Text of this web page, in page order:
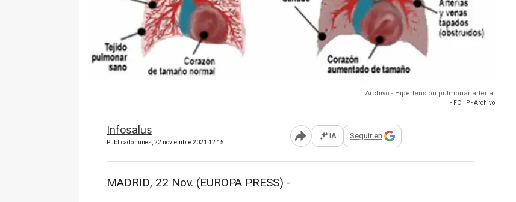
Archivo - Hipertensión pulmonar arterial
- FCHP - Archivo
Infosalus
Publicado: lunes, 22 noviembre 2021 12:15 Abrir opciones para compartir
IA Seguir en
MADRID, 22 Nov. (EUROPA PRESS) -